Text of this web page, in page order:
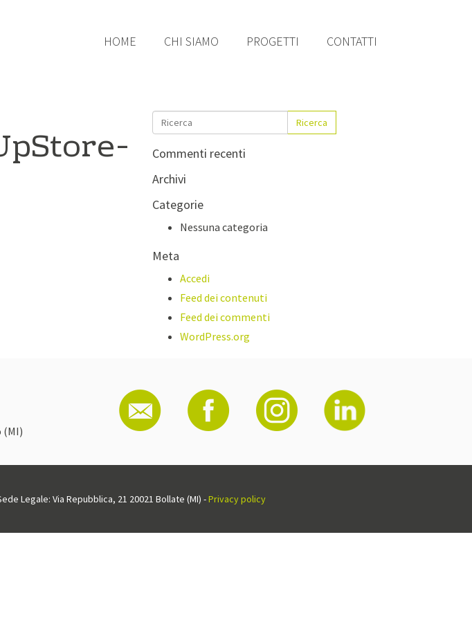
HOME CHI SIAMO PROGETTI CONTATTI
Ricerca
Commenti recenti
Archivi
Categorie
Nessuna categoria
Meta
Accedi
Feed dei contenuti
Feed dei commenti
WordPress.org
(MI)
Legale: Via Repubblica, 21 20021 Bollate (MI) -Privacy policy